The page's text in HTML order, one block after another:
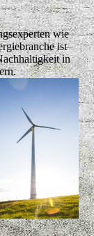
wie
ist
in